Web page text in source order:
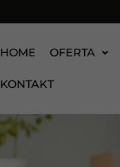
HOME OFERTA
KONTAKT